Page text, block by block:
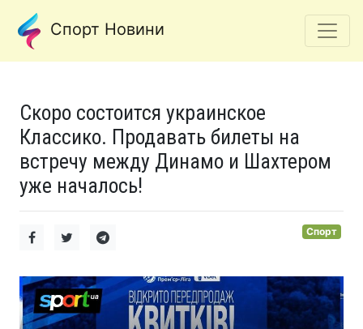
Спорт Новини
Скоро состоится украинское
Классико. Продавать билеты на
встречу между Динамо и Шахтером
уже началось!
Спорт